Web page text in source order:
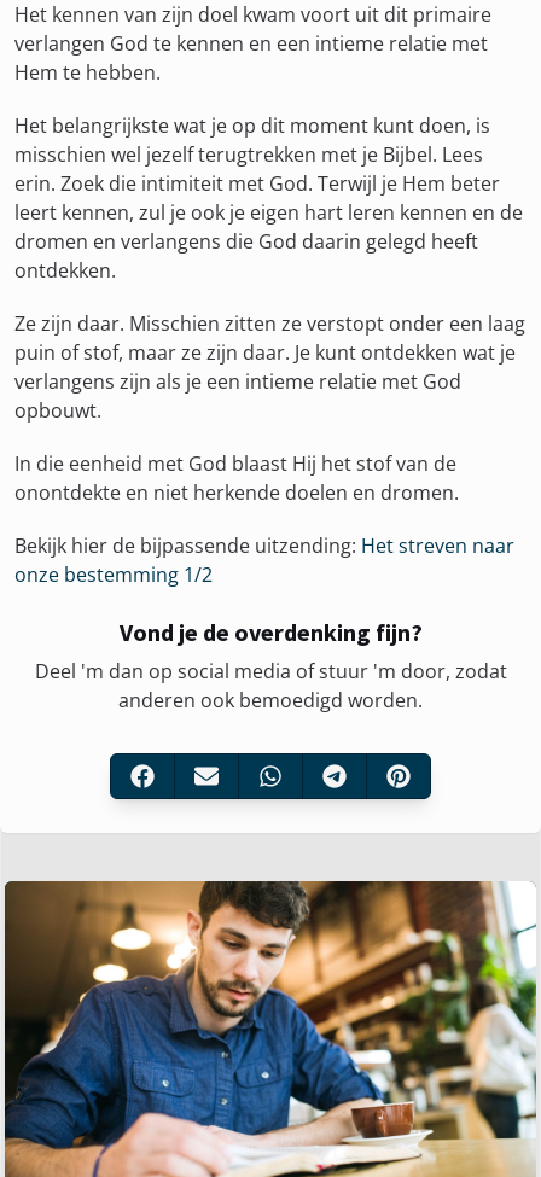
Het kennen van zijn doel kwam voort uit dit primaire
verlangen God te kennen en een intieme relatie met
Hem te hebben.
Het belangrijkste wat je op dit moment kunt doen, is
misschien wel jezelf terugtrekken met je Bijbel. Lees
erin. Zoek die intimiteit met God. Terwijl je Hem beter
leert kennen, zul je ook je eigen hart leren kennen en de
dromen en verlangens die God daarin gelegd heeft
ontdekken.
Ze zijn daar. Misschien zitten ze verstopt onder een laag
puin of stof, maar ze zijn daar. Je kunt ontdekken wat je
verlangens zijn als je een intieme relatie met God
opbouwt.
In die eenheid met God blaast Hij het stof van de
onontdekte en niet herkende doelen en dromen.
Bekijk hier de bijpassende uitzending: Het streven naar
onze bestemming 1/2
Vond je de overdenking fijn?
Deel 'm dan op social media of stuur 'm door, zodat
anderen ook bemoedigd worden.